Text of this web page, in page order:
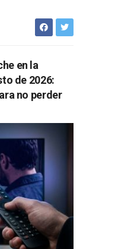
en la
de 2026:
no perder